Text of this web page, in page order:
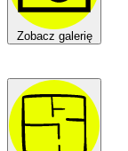
Zobacz galerię